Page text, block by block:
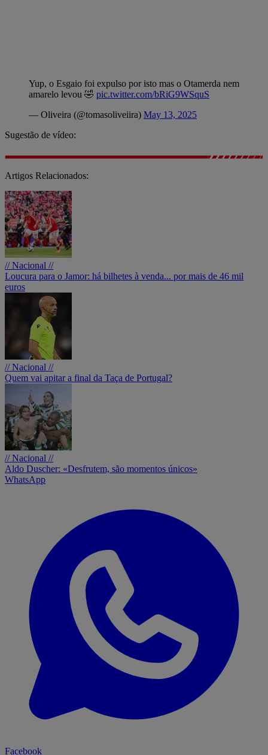
Yup, o Esgaio foi expulso por isto mas o Otamerda nem
amarelo levou 🤣 pic.twitter.com/bRiG9WSquS
— Oliveira (@tomasoliveiira) May 13, 2025
Sugestão de vídeo:
Artigos Relacionados:
// Nacional //
Loucura para o Jamor: há bilhetes à venda... por mais de 46 mil
euros
// Nacional //
Quem vai apitar a final da Taça de Portugal?
// Nacional //
Aldo Duscher: «Desfrutem, são momentos únicos»
WhatsApp
Facebook